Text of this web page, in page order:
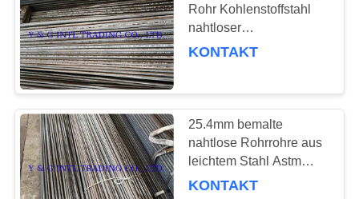
Umkehrbogen-Rohr
Rohr Kohlenstoffstahl
nahtloser
Außendurchmesser 5-
KONTAKT
25.4mm bemalte
nahtlose Rohrrohre aus
leichtem Stahl Astm
A179 für industrielle
KONTAKT